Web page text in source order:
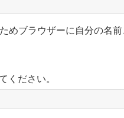
めブラウザーに自分の名
ください。